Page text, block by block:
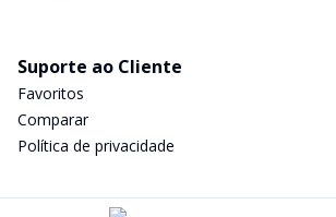
Suporte ao Cliente
Favoritos
Comparar
Política de privacidade